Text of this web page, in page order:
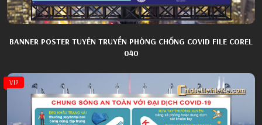
BANNER POSTER TUYÊN TRUYỀN PHÒNG CHỐNG COVID FILE COREL
040
VIP